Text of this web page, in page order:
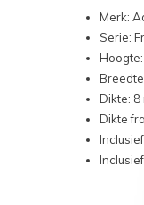
Merk:
Serie:
Dikte: 8
Dikte